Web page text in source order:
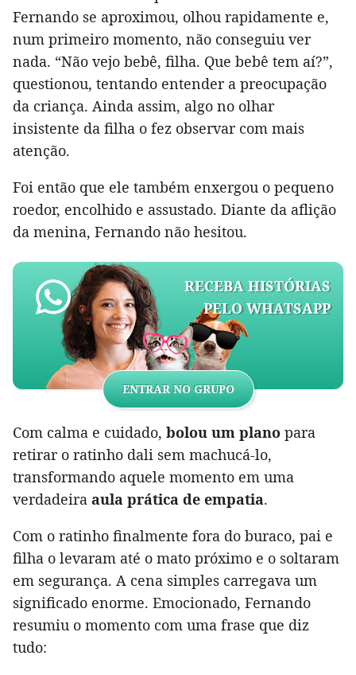
Fernando se aproximou, olhou rapidamente e,
num primeiro momento, não conseguiu ver
nada. “Não vejo bebê, filha. Que bebê tem aí?”,
questionou, tentando entender a preocupação
da criança. Ainda assim, algo no olhar
insistente da filha o fez observar com mais
atenção.
Foi então que ele também enxergou o pequeno
roedor, encolhido e assustado. Diante da aflição
da menina, Fernando não hesitou.
RECEBA HISTÓRIAS
PELO WHATSAPP
ENTRAR NO GRUPO
Com calma e cuidado, bolou um plano para
retirar o ratinho dali sem machucá-lo,
transformando aquele momento em uma
verdadeira aula prática de empatia.
Com o ratinho finalmente fora do buraco, pai e
filha o levaram até o mato próximo e o soltaram
em segurança. A cena simples carregava um
significado enorme. Emocionado, Fernando
resumiu o momento com uma frase que diz
tudo: